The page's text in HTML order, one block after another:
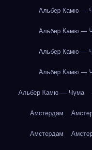
Альбер Камю —
Альбер Камю —
Альбер Камю —
Альбер Камю —
Альбер Камю — Чума
Амстердам
Амстердам